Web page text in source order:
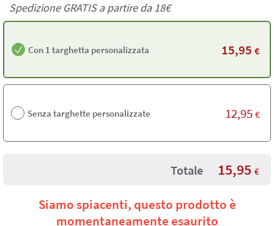
Spedizione GRATIS a partire da18€
Con 1 targhetta personalizzata 15,95 €
Senza targhette personalizzate 12,95 €
Totale 15,95 €
Siamo spiacenti, questo prodotto è
momentaneamente esaurito